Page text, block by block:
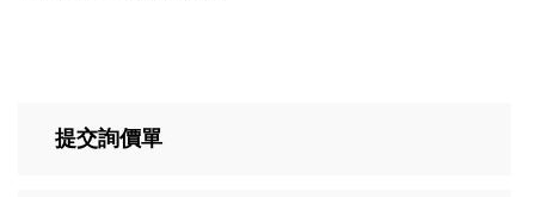
提交詢價單